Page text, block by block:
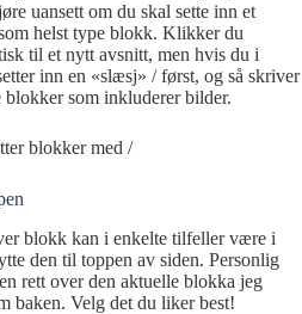
uansett om du skal sette inn et
helst type blokk. Klikker du
til et nytt avsnitt, men hvis du i
inn en «slæsj» / først, og så skriver
som inkluderer bilder.
blokk kan i enkelte tilfeller være i
den til toppen av siden. Personlig
rett over den aktuelle blokka jeg
baken. Velg det du liker best!